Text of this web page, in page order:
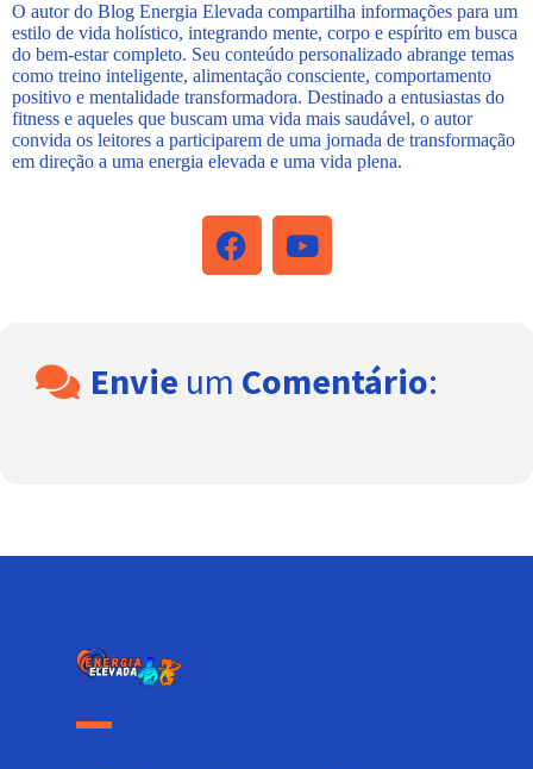
O autor do Blog Energia Elevada compartilha informações para um
estilo de vida holístico, integrando mente, corpo e espírito em busca
do bem-estar completo. Seu conteúdo personalizado abrange temas
como treino inteligente, alimentação consciente, comportamento
positivo e mentalidade transformadora. Destinado a entusiastas do
fitness e aqueles que buscam uma vida mais saudável, o autor
convida os leitores a participarem de uma jornada de transformação
em direção a uma energia elevada e uma vida plena.
Envie um Comentário: